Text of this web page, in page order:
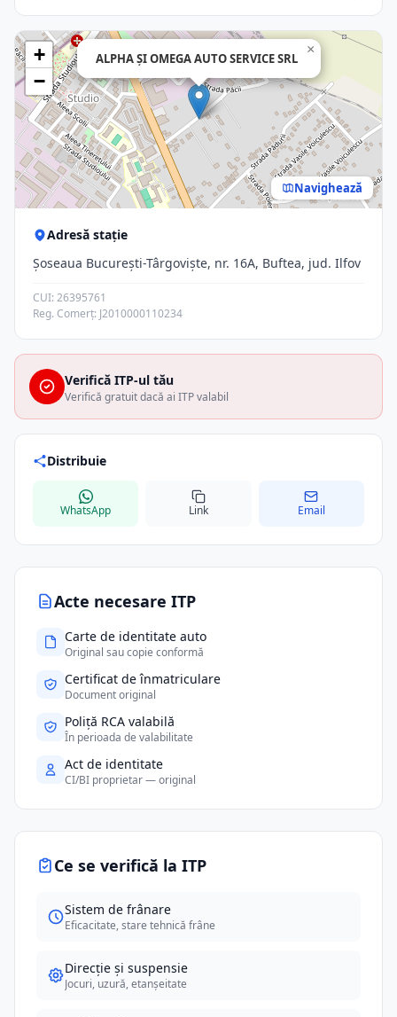
Acte necesare ITP
Carte de identitate auto
Original sau copie conformă
Certificat de înmatriculare
Document original
Poliță RCA valabilă
În perioada de valabilitate
Act de identitate
CI/BI proprietar — original
Ce se verifică la ITP
Sistem de frânare
Eficacitate, stare tehnică frâne
Direcție și suspensie
Jocuri, uzură, etanșeitate
ALPHA ŞI OMEGA AUTO SERVICE SRL
×
+
−
Navighează
Adresă stație
Șoseaua București-Târgoviște, nr. 16A, Buftea, jud. Ilfov
CUI: 26395761
Reg. Comerț: J2010000110234
Verifică ITP-ul tău
Verifică gratuit dacă ai ITP valabil
Distribuie
WhatsApp Link Email